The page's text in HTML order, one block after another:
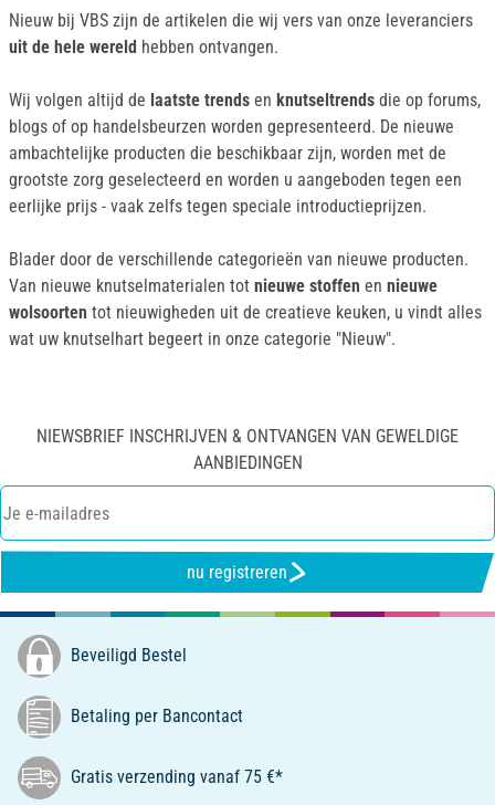
Nieuw bij VBS zijn de artikelen die wij vers van onze leveranciers
uit de hele wereld hebben ontvangen.
Wij volgen altijd de laatste trends en knutseltrends die op forums,
blogs of op handelsbeurzen worden gepresenteerd. De nieuwe
ambachtelijke producten die beschikbaar zijn, worden met de
grootste zorg geselecteerd en worden u aangeboden tegen een
eerlijke prijs - vaak zelfs tegen speciale introductieprijzen.
Blader door de verschillende categorieën van nieuwe producten.
Van nieuwe knutselmaterialen tot nieuwe stoffen en nieuwe
wolsoorten tot nieuwigheden uit de creatieve keuken, u vindt alles
wat uw knutselhart begeert in onze categorie "Nieuw".
NIEWSBRIEF INSCHRIJVEN & ONTVANGEN VAN GEWELDIGE
AANBIEDINGEN
nu registreren
Beveiligd Bestel
Betaling per Bancontact
Gratis verzending vanaf 75 €*